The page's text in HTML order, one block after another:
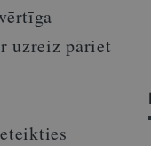
uzreiz pāriet